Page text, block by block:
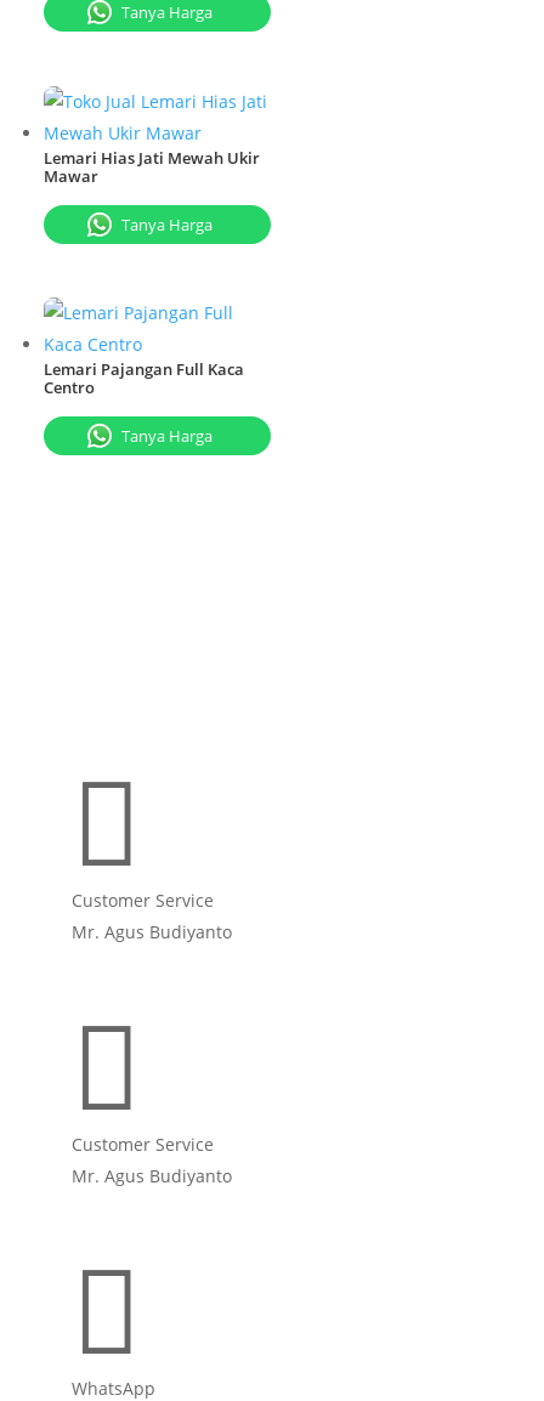
Tanya Harga
Lemari Hias Jati Mewah Ukir
Mawar
Tanya Harga
Lemari Pajangan Full Kaca
Centro
Tanya Harga

Customer Service
Mr. Agus Budiyanto

Customer Service
Mr. Agus Budiyanto

WhatsApp